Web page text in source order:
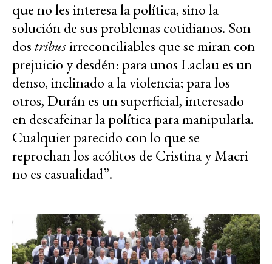
que no les interesa la política, sino la
solución de sus problemas cotidianos. Son
dostribusirreconciliables que se miran con
prejuicio y desdén: para unos Laclau es un
denso, inclinado a la violencia; para los
otros, Durán es un superficial, interesado
en descafeinar la política para manipularla.
Cualquier parecido con lo que se
reprochan los acólitos de Cristina y Macri
no es casualidad”.